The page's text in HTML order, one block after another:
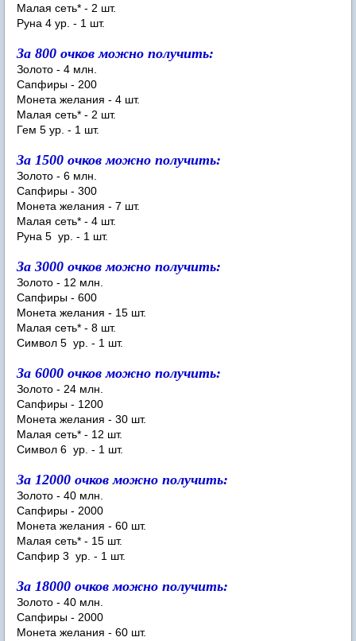
Малая сеть* - 2 шт.
Руна 4 ур. - 1 шт.
За 800 очков можно получить:
Золото - 4 млн.
Сапфиры - 200
Монета желания - 4 шт.
Малая сеть* - 2 шт.
Гем 5 ур. - 1 шт.
За 1500 очков можно получить:
Золото - 6 млн.
Сапфиры - 300
Монета желания - 7 шт.
Малая сеть* - 4 шт.
Руна 5 ур. - 1 шт.
За 3000 очков можно получить:
Золото - 12 млн.
Сапфиры - 600
Монета желания - 15 шт.
Малая сеть* - 8 шт.
Символ 5 ур. - 1 шт.
За 6000 очков можно получить:
Золото - 24 млн.
Сапфиры - 1200
Монета желания - 30 шт.
Малая сеть* - 12 шт.
Символ 6 ур. - 1 шт.
За 12000 очков можно получить:
Золото - 40 млн.
Сапфиры - 2000
Монета желания - 60 шт.
Малая сеть* - 15 шт.
Сапфир 3 ур. - 1 шт.
За 18000 очков можно получить:
Золото - 40 млн.
Сапфиры - 2000
Монета желания - 60 шт.